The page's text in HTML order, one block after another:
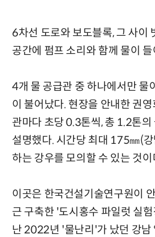
6차선 도로와 보도블록, 그 사이
공간에 펌프 소리와 함께 물이 들
4개 물 공급관 중 하나에서만 물
이 불어났다. 현장을 안내한 권
관마다 초당 0.3톤씩, 총 1.2톤의
설명했다. 시간당 최대 175㎜(
하는 강우를 모의할 수 있는 것이
이곳은 한국건설기술연구원이
근 구축한 '도시홍수 파일럿 실
난 2022년 '물난리'가 났던 강남